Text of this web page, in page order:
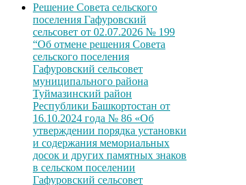
Решение Совета сельского
поселения Гафуровский
сельсовет от 02.07.2026 № 199
“Об отмене решения Совета
сельского поселения
Гафуровский сельсовет
муниципального района
Туймазинский район
Республики Башкортостан от
16.10.2024 года № 86 «Об
утверждении порядка установки
и содержания мемориальных
досок и других памятных знаков
в сельском поселении
Гафуровский сельсовет